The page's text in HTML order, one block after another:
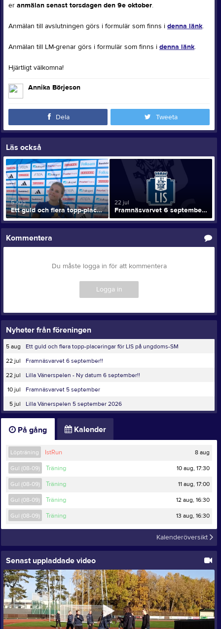
er anmälan senast torsdagen den 9e oktober.
Anmälan till avslutningen görs i formulär som finns i denna länk.
Anmälan till LM-grenar görs i formulär som finns i denna länk.
Hjärtligt välkomna!
Annika Börjeson
Dela Tweeta
Läs också
5 aug
Ett guld och flera topp-placeringar för LIS på ungdoms-SM
22 jul
Framnäsvarvet 6 september!!
Kommentera
Du måste logga in för att kommentera
Logga in
Nyheter från föreningen
5 aug
Ett guld och flera topp-placeringar för LIS på ungdoms-SM
22 jul
Framnäsvarvet 6 september!!
22 jul
Lilla Vänerspelen - Ny datum 6 september!!
10 jul
Framnäsvarvet 5 september
5 jul
Lilla Vänerspelen 5 september 2026
På gång Kalender
Löpträning IstRun 8 aug
Gul (08-09) Träning 10 aug, 17:30
Gul (08-09) Träning 11 aug, 17:00
Gul (08-09) Träning 12 aug, 16:30
Gul (08-09) Träning 13 aug, 16:30
Kalenderöversikt
Senast uppladdade video